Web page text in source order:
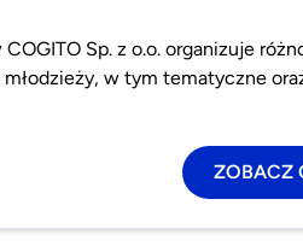
Sp. z o.o. organizuje
w tym tematyczne
ZOBACZ